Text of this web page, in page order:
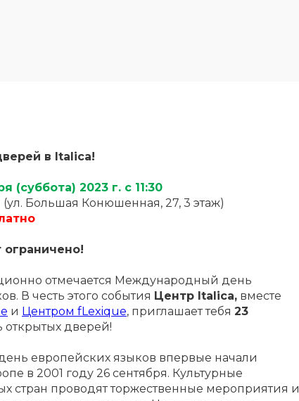
в Italica!
(суббота) 2023 г. с 11:30
(ул. Большая Конюшенная, 27, 3 этаж)
ограничено!
отмечается Международный день
В честь этого события Центр Italica, вместе
и Центром fLexique, приглашает тебя 23
открытых дверей!
европейских языков впервые начали
в 2001 году 26 сентября. Культурные
стран проводят торжественные мероприятия и